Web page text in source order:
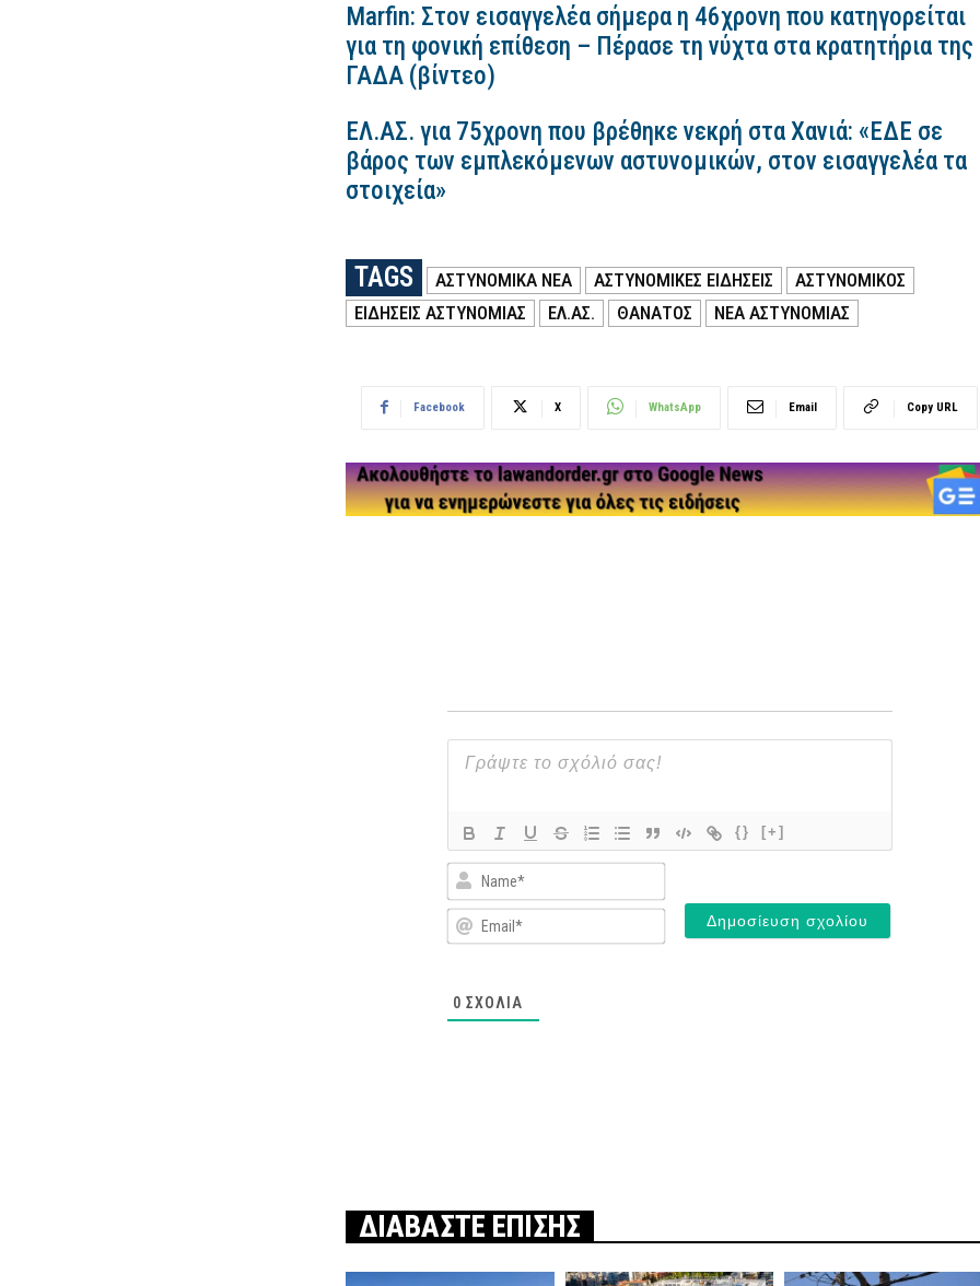
Marfin: Στον εισαγγελέα σήμερα η 46χρονη που κατηγορείται
για τη φονική επίθεση – Πέρασε τη νύχτα στα κρατητήρια της
ΓΑΔΑ (βίντεο)
ΕΛ.ΑΣ. για 75χρονη που βρέθηκε νεκρή στα Χανιά: «ΕΔΕ σε
βάρος των εμπλεκόμενων αστυνομικών, στον εισαγγελέα τα
στοιχεία»
TAGS ΑΣΤΥΝΟΜΙΚΑ ΝΕΑ ΑΣΤΥΝΟΜΙΚΕΣ ΕΙΔΗΣΕΙΣ
ΑΣΤΥΝΟΜΙΚΟΣ
ΕΙΔΗΣΕΙΣ ΑΣΤΥΝΟΜΙΑΣ
ΕΛ.ΑΣ. ΘΑΝΑΤΟΣ ΝΕΑ ΑΣΤΥΝΟΜΙΑΣ
Facebook X WhatsApp Email Copy URL
{} [+]
Name*
Email*
0 ΣΧΌΛΙΑ
ΔΙΑΒΑΣΤΕ ΕΠΙΣΗΣ